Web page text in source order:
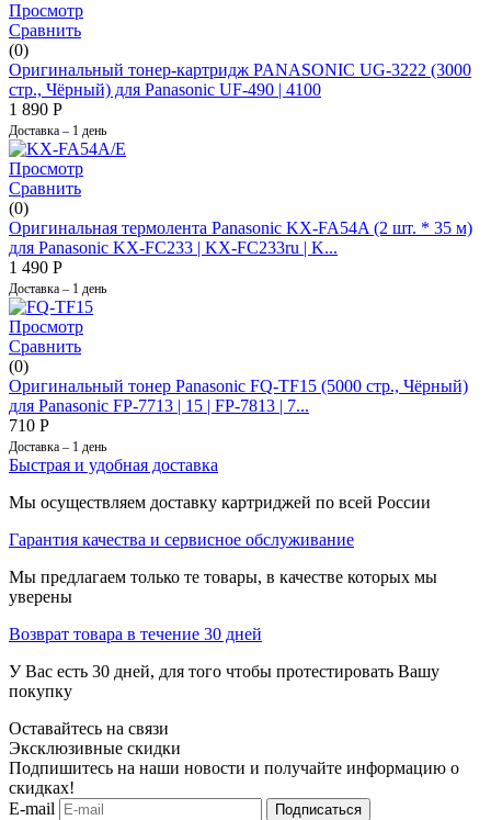
Просмотр
Сравнить
(0)
Оригинальный тонер-картридж PANASONIC UG-3222 (3000
стр., Чёрный) для Panasonic UF-490 | 4100
1 890 Р
Доставка – 1 день
Просмотр
Сравнить
(0)
Оригинальная термолента Panasonic KX-FA54A (2 шт. * 35 м)
для Panasonic KX-FC233 | KX-FC233ru | K...
1 490 Р
Доставка – 1 день
Просмотр
Сравнить
(0)
Оригинальный тонер Panasonic FQ-TF15 (5000 стр., Чёрный)
для Panasonic FP-7713 | 15 | FP-7813 | 7...
710 Р
Доставка – 1 день
Быстрая и удобная доставка
Мы осуществляем доставку картриджей по всей России
Гарантия качества и сервисное обслуживание
Мы предлагаем только те товары, в качестве которых мы
уверены
Возврат товара в течение 30 дней
У Вас есть 30 дней, для того чтобы протестировать Вашу
покупку
Оставайтесь на связи
Эксклюзивные скидки
Подпишитесь на наши новости и получайте информацию о
скидках!
E-mail
Подписаться